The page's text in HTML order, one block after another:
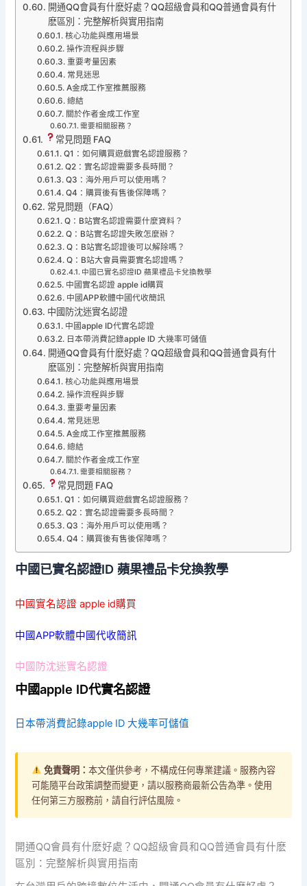
開通QQ會員有什麽好處？QQ超級會員和QQ普通會員有什
麽區別：完整解析與實用指南
核心功能與應用場景
操作流程與步驟
重要考量因素
常見迷思
A金成工作室推薦服務
總結
關於作者金成工作室
需要相關服務？
常見問題 FAQ
Q1：如何購買遊戲實名認證服務？
Q2：實名認證需要多長時間？
Q3：海外用戶可以使用嗎？
Q4：購買後有售後保障嗎？
常見問題（FAQ）
Q：B站實名認證需要什麼資料？
Q：B站實名認證失敗怎麼辦？
Q：B站實名認證後可以解除嗎？
Q：B站大會員需要實名認證嗎？
中國已實名認證ID 蘋果禮品卡兌換教學
中國實名認證 apple id購買
中國APP軟體中國代收簡訊
中國防沈迷實名認證
中國apple ID代實名認證
日本帶消費記錄apple ID 大幾率可儲值
開通QQ會員有什麽好處？QQ超級會員和QQ普通會員有什
麽區別：完整解析與實用指南
核心功能與應用場景
操作流程與步驟
重要考量因素
常見迷思
A金成工作室推薦服務
總結
關於作者金成工作室
需要相關服務？
常見問題 FAQ
Q1：如何購買遊戲實名認證服務？
Q2：實名認證需要多長時間？
Q3：海外用戶可以使用嗎？
Q4：購買後有售後保障嗎？
中國已實名認證ID 蘋果禮品卡兌換教學
中國實名認證 apple id購買
中國APP軟體中國代收簡訊
中國防沈迷實名認證
中國apple ID代實名認證
日本帶消費記錄apple ID 大幾率可儲值
免責聲明：本文僅供參考，不構成任何專業建議。服務內容
可能隨平台政策調整而變更，請以服務商最新公告為準。使用
任何第三方服務前，請自行評估風險。
開通QQ會員有什麽好處？QQ超級會員和QQ普通會員有什麽
區別：完整解析與實用指南